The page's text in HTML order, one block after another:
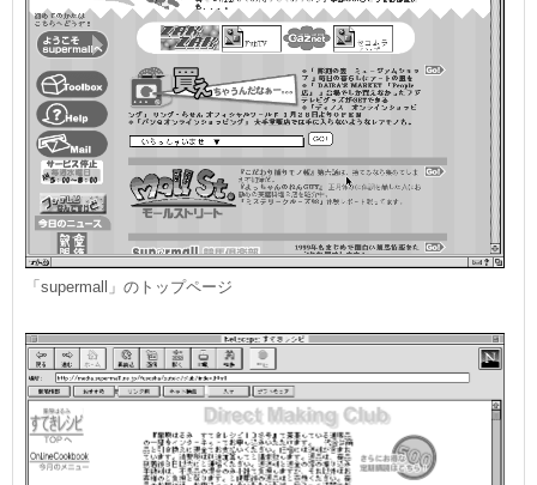
「supermall」のトップページ